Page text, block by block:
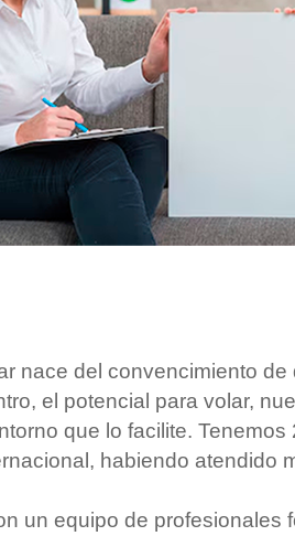
nace del convencimiento de
el potencial para volar,
que lo facilite. Tenemos
habiendo atendido
un equipo de profesionales